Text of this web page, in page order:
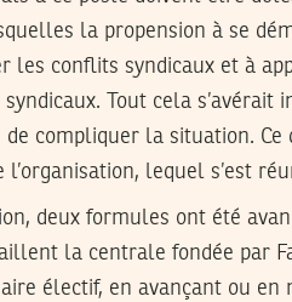
la propension à se
les conflits syndicaux et à
Tout cela
compliquer la situation.
l’organisation, lequel s’est
deux formules ont été
la centrale fondée par
électif, en avançant ou